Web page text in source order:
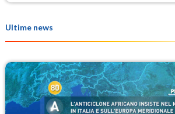
Ultime news